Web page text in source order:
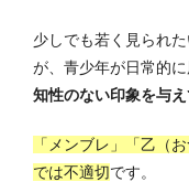
少しでも若く見られ
が、青少年が日常的
知性のない印象を与え
「メンブレ」「乙（
では不適切です。